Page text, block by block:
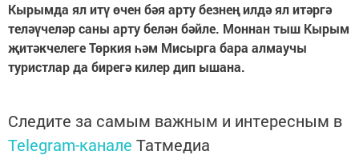
Кырымда ял итү өчен бәя арту безнең илдә ял итәргә
теләүчеләр саны арту белән бәйле. Моннан тыш Кырым
җитәкчелеге Төркия һәм Мисырга бара алмаучы
туристлар да бирегә килер дип ышана.
Следите за самым важным и интересным в
Telegram-канале Татмедиа